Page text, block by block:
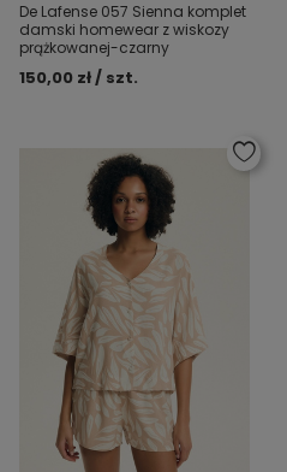
De Lafense 057 Sienna komplet
damski homewear z wiskozy
prążkowanej-czarny
150,00 zł / szt.